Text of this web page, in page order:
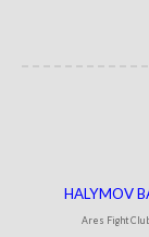
HALYMOV
Ares Fight